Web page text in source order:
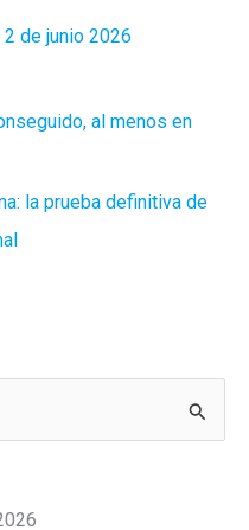
2 de junio 2026
al menos en
la prueba definitiva de